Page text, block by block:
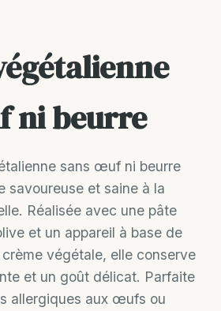
ni beurre
sans œuf ni beurre
savoureuse et saine à la
Réalisée avec une pâte
et un appareil à base de
végétale, elle conserve
et un goût délicat. Parfaite
allergiques aux œufs ou